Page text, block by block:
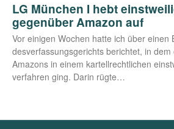
LG München I hebt
gegenüber Amazon auf
Vor eini­gen Wochen hat­te ich über
des­ver­fas­sungs­ge­richts berich­tet, in
Ama­zons in einem kar­tell­recht­li­chen
ver­fah­ren ging. Dar­in rügte…